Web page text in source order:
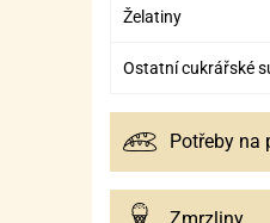
Želatiny
Ostatní cukrářské
Potřeby na